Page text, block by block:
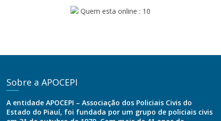
Quem esta online : 10
Sobre a APOCEPI
A entidade APOCEPI – Associação dos Policiais Civis do
Estado do Piauí, foi fundada por um grupo de policiais civis